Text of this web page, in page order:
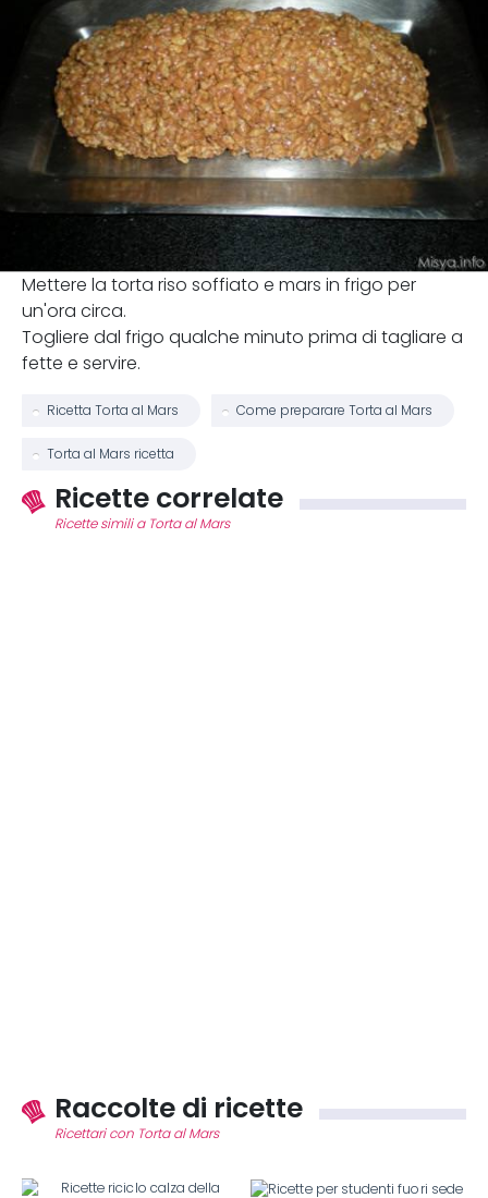
Mettere la torta riso soffiato e mars in frigo per
un'ora circa.
Togliere dal frigo qualche minuto prima di tagliare a
fette e servire.
Ricetta Torta al Mars Come preparare Torta al Mars
Torta al Mars ricetta
Ricette correlate
Ricette simili a Torta al Mars
Raccolte di ricette
Ricettari con Torta al Mars